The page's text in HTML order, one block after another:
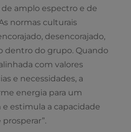
amplo espectro e de
normas culturais
desencorajado,
dentro do grupo. Quando
com valores
e necessidades, a
energia para um
estimula a capacidade